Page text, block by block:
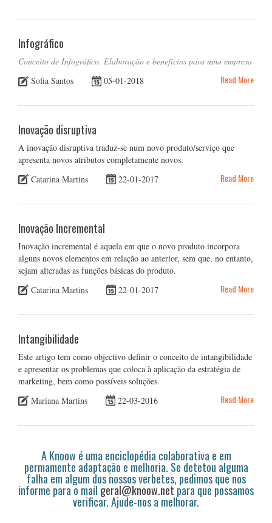
Infográfico
Conceito de Infográfico. Elaboração e benefícios para uma empresa
Sofia Santos
05-01-2018 Read More
Inovação disruptiva
A inovação disruptiva traduz-se num novo produto/serviço que
apresenta novos atributos completamente novos.
Catarina Martins
22-01-2017 Read More
Inovação Incremental
Inovação incremental é aquela em que o novo produto incorpora
alguns novos elementos em relação ao anterior, sem que, no entanto,
sejam alteradas as funções básicas do produto.
Catarina Martins
22-01-2017 Read More
Intangibilidade
Este artigo tem como objectivo definir o conceito de intangibilidade
e apresentar os problemas que coloca à aplicação da estratégia de
marketing, bem como possíveis soluções.
Mariana Martins
22-03-2016 Read More
A Knoow é uma enciclopédia colaborativa e em
permamente adaptação e melhoria. Se detetou alguma
falha em algum dos nossos verbetes, pedimos que nos
informe para o mail geral@knoow.netpara que possamos
verificar. Ajude-nos a melhorar.